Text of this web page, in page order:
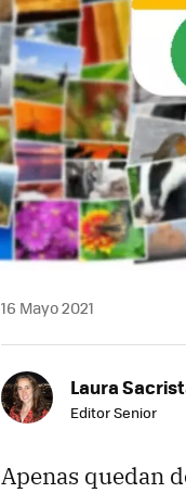
16 Mayo 2021
Laura
Editor Senior
Apenas quedan